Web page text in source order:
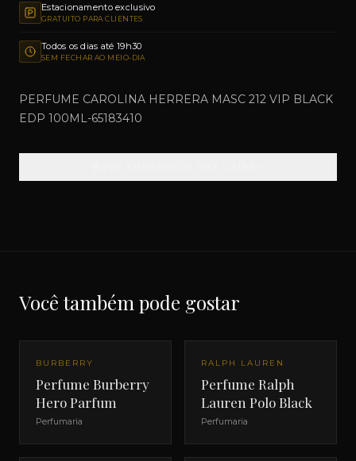
Estacionamento exclusivo
GRATUITO PARA CLIENTES
Todos os dias até 19h30
SEM FECHAR AO MEIO-DIA
PERFUME CAROLINA HERRERA MASC 212 VIP BLACK
EDP 100ML-65183410
Você também pode gostar
BURBERRY
Perfume Burberry
Hero Parfum
Perfumaria
RALPH LAUREN
Perfume Ralph
Lauren Polo Black
Perfumaria